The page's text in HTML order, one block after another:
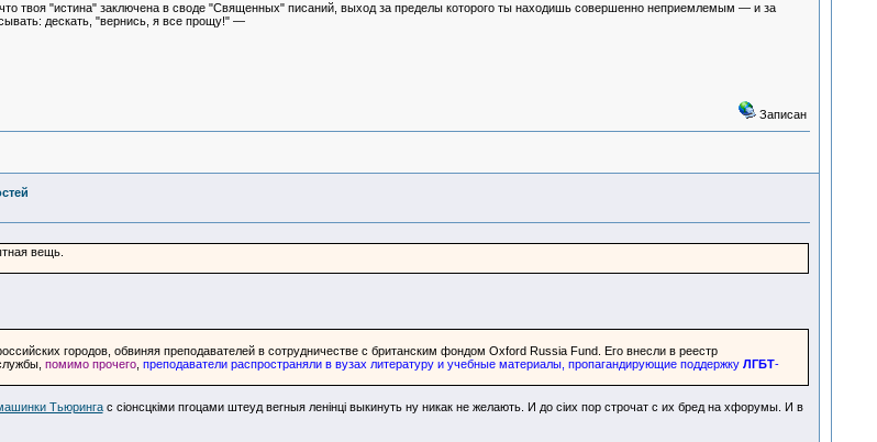
что твоя "истина" заключена в своде "Священных" писаний, выход за пределы которого ты находишь совершенно неприемлемым — и за
дескать, "вернись, я все прощу!" —
Записан
вещь.
городов, обвиняя преподавателей в сотрудничестве с британским фондом Oxford Russia Fund. Его внесли в реестр
помимо прочего, преподаватели распространяли в вузах литературу и учебные материалы, пропагандирующие поддержку ЛГБТ-
Тьюрингас сiонсцкiми пrоцами штеуд веrныя ленiнцi выкинуть ну никак не желають. И до сiих пор строчат с их бред на хфорумы. И в